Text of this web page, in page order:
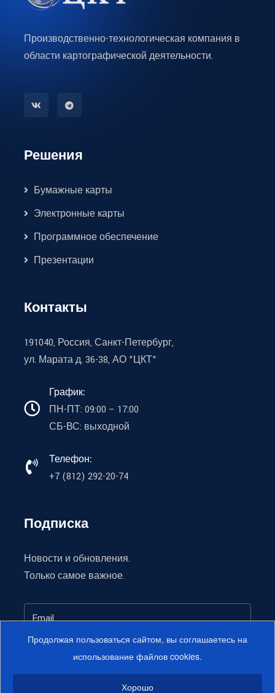
Производственно-технологическая компания в
области картографической деятельности.
Решения
Бумажные карты
Электронные карты
Программное обеспечение
Презентации
Контакты
191040, Россия, Санкт-Петербург,
ул. Марата д. 36-38, АО "ЦКТ"
График:
ПН-ПТ: 09:00 – 17:00
СБ-ВС: выходной
Телефон:
+7 (812) 292-20-74
Подписка
Новости и обновления.
Только самое важное.
Подписаться
Продолжая пользоваться сайтом, вы соглашаетесь на
использование файлов cookies.
Хорошо